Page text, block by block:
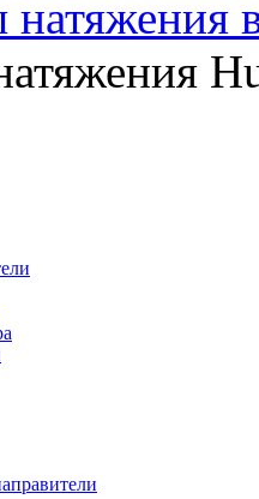
натяжения